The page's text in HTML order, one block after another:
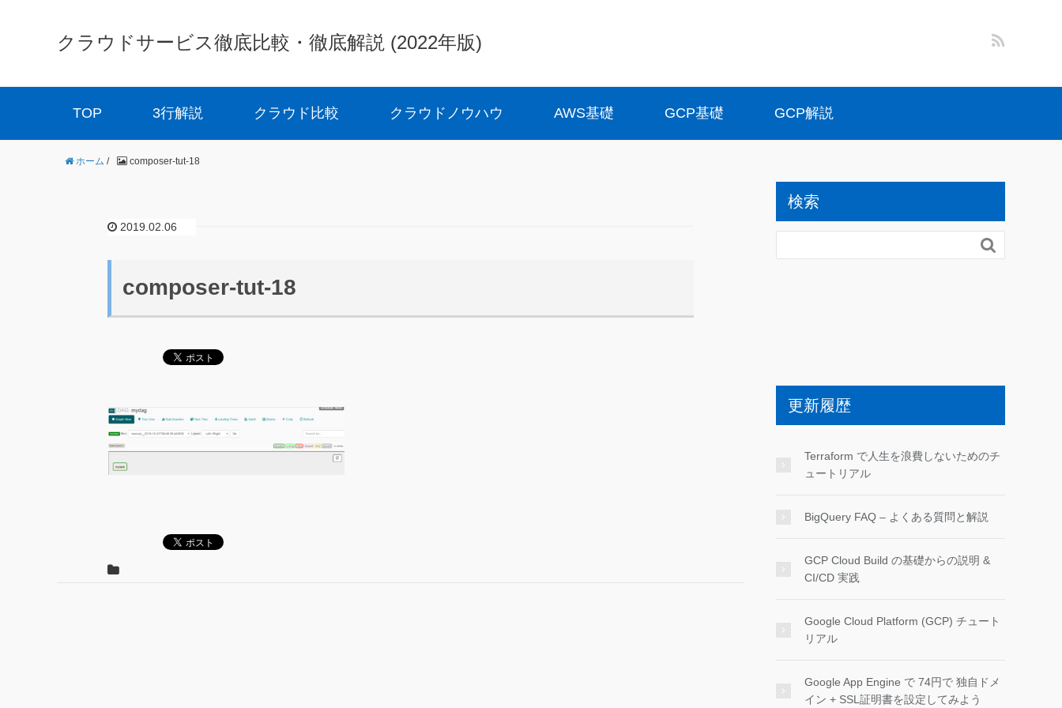
クラウドサービス徹底比較・徹底解説 (2022年版)
TOP 3行解説 クラウド比較 クラウドノウハウ AWS基礎 GCP基礎 GCP解説
ホーム / composer-tut-18
2019.02.06
composer-tut-18
検索

更新履歴
Terraform で人生を浪費しないためのチ
ュートリアル
BigQuery FAQ – よくある質問と解説
GCP Cloud Build の基礎からの説明 &
CI/CD 実践
Google Cloud Platform (GCP) チュート
リアル
Google App Engine で 74円で 独自ドメ
イン + SSL証明書を設定してみよう